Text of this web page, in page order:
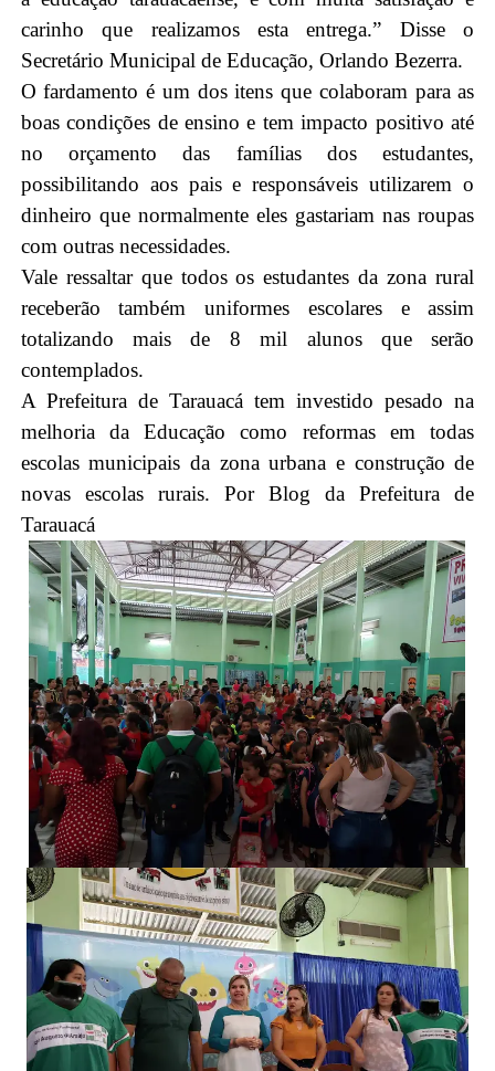
carinho que realizamos esta entrega.” Disse o
Secretário Municipal de Educação, Orlando Bezerra.
O fardamento é um dos itens que colaboram para as
boas condições de ensino e tem impacto positivo até
no orçamento das famílias dos estudantes,
possibilitando aos pais e responsáveis utilizarem o
dinheiro que normalmente eles gastariam nas roupas
com outras necessidades.
Vale ressaltar que todos os estudantes da zona rural
receberão também uniformes escolares e assim
totalizando mais de 8 mil alunos que serão
contemplados.
A Prefeitura de Tarauacá tem investido pesado na
melhoria da Educação como reformas em todas
escolas municipais da zona urbana e construção de
novas escolas rurais. PorBlog da Prefeitura de
Tarauacá